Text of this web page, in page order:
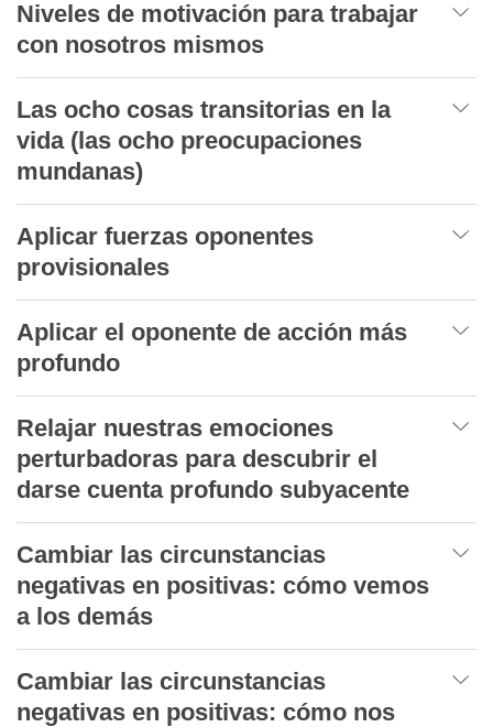
Niveles de motivación para trabajar
con nosotros mismos
Las ocho cosas transitorias en la
vida (las ocho preocupaciones
mundanas)
Aplicar fuerzas oponentes
provisionales
Aplicar el oponente de acción más
profundo
Relajar nuestras emociones
perturbadoras para descubrir el
darse cuenta profundo subyacente
Cambiar las circunstancias
negativas en positivas: cómo vemos
a los demás
Cambiar las circunstancias
negativas en positivas: cómo nos